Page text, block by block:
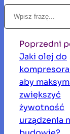
S
Poprzedni
Jaki olej do
aby
zwiększyć
żywotność
urządzenia